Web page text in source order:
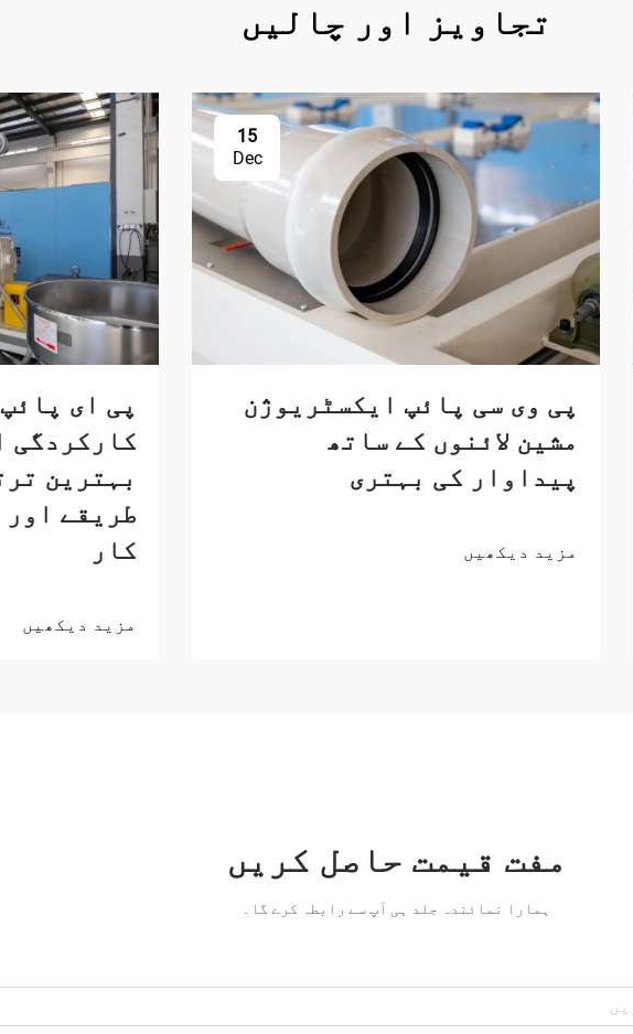
تجاویز اور چالیں
15
Dec
پی وی سی پائپ ایکسٹریوژن
مشین لائنوں کے ساتھ
پیداوار کی بہتری
مزید دیکھیں
پی ای
کارکردگی
بہترین
طریقے اور
کار
مزید دیکھیں
مفت قیمت حاصل کریں
ہمارا نمائندہ جلد ہی آپ سے رابطہ کرے گا۔